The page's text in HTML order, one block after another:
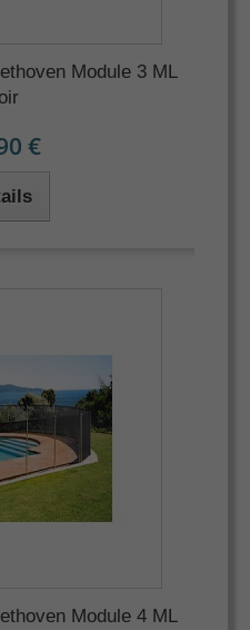
Module 3 ML
€
Module 4 ML